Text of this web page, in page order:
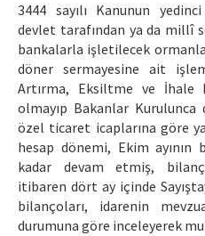
3444 sayılı Kanunun
devlet tarafından ya da millî
bankalarla işletilecek
döner sermayesine ait
Artırma, Eksiltme ve İhale
olmayıp Bakanlar Kurulunca
özel ticaret icaplarına göre
hesap dönemi, Ekim ayının
kadar devam etmiş,
itibaren dört ay içinde
bilançoları, idarenin
durumuna göre inceleyerek